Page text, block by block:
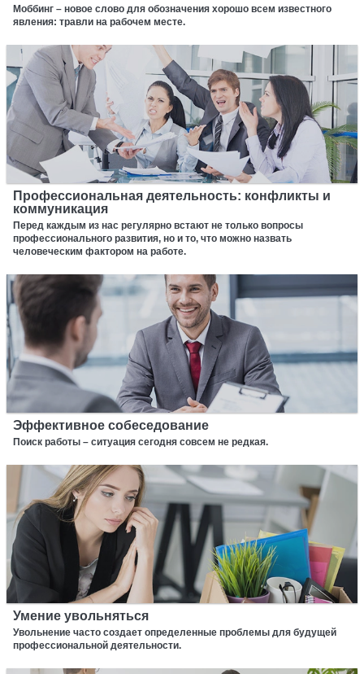
Моббинг – новое слово для обозначения хорошо всем известного
явления: травли на рабочем месте.
Профессиональная деятельность: конфликты и
коммуникация
Перед каждым из нас регулярно встают не только вопросы
профессионального развития, но и то, что можно назвать
человеческим фактором на работе.
Эффективное собеседование
Поиск работы – ситуация сегодня совсем не редкая.
Умение увольняться
Увольнение часто создает определенные проблемы для будущей
профессиональной деятельности.